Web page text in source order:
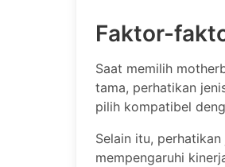
Faktor-
Saat memilih
tama, perhatikan
pilih kompatibel
Selain itu,
mempengaruhi